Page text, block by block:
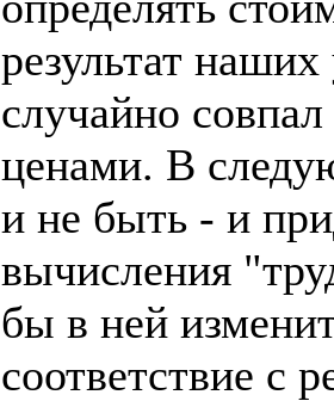
результат
случайно
ценами. В
и не быть - и
вычисления
бы в ней
соответствие с